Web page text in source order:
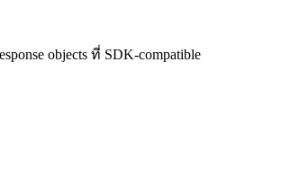
objects ที่ SDK-compatible